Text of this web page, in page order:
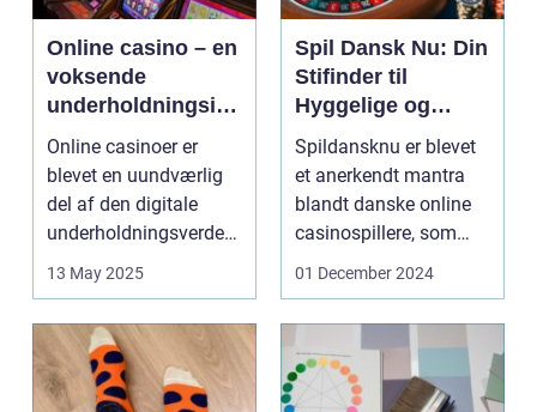
Online casino – en
voksende
underholdningsind
ustri
Online casinoer er
blevet en uundværlig
del af den digitale
underholdningsverden.
Med den stad...
13 May 2025
Spil Dansk Nu: Din
Stifinder til
Hyggelige og
Underholdende
Online Casinoer
Spildansknu er blevet
et anerkendt mantra
blandt danske online
casinospillere, som
søger unde...
01 December 2024